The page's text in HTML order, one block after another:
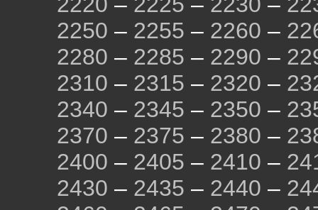
2250 – 2255 – 2260 –
2280 – 2285 – 2290 –
2310 – 2315 – 2320 –
2340 – 2345 – 2350 –
2370 – 2375 – 2380 –
2400 – 2405 – 2410 –
2430 – 2435 – 2440 –